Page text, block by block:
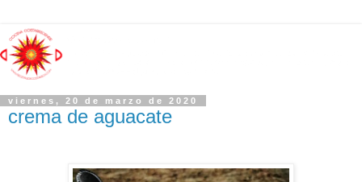
viernes, 20 de marzo de 2020
crema de aguacate